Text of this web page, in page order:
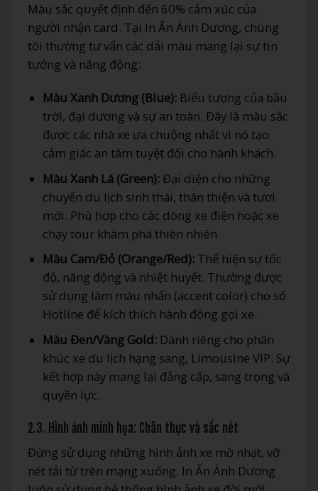
Màu sắc quyết định đến 60% cảm xúc của
người nhận card. Tại In Ấn Ánh Dương, chúng
tôi thường tư vấn các dải màu mang lại sự tin
tưởng và năng động:
Màu Xanh Dương (Blue):Biểu tượng của bầu
trời, đại dương và sự an toàn. Đây là màu sắc
được các nhà xe ưa chuộng nhất vì nó tạo
cảm giác an tâm tuyệt đối cho hành khách.
Màu Xanh Lá (Green):Đại diện cho những
chuyến du lịch sinh thái, thân thiện và tươi
mới. Phù hợp cho các dòng xe điện hoặc xe
chạy tour khám phá thiên nhiên.
Màu Cam/Đỏ (Orange/Red):Thể hiện sự tốc
độ, năng động và nhiệt huyết. Thường được
sử dụng làm màu nhấn (accent color) cho số
Hotline để kích thích hành động gọi xe.
Màu Đen/Vàng Gold:Dành riêng cho phân
khúc xe du lịch hạng sang, Limousine VIP. Sự
kết hợp này mang lại đẳng cấp, sang trọng và
quyền lực.
2.3. Hình ảnh minh họa: Chân thực và sắc nét
Đừng sử dụng những hình ảnh xe mờ nhạt, vỡ
nét tải từ trên mạng xuống. In Ấn Ánh Dương